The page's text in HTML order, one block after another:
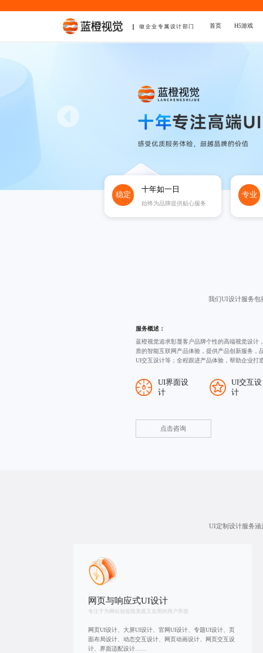
做企业专属设计部门 首页 H5游戏
稳定
十年如一日
始终为品牌提供贴心服务
专业
我们UI设计服务包
服务概述：
蓝橙视觉追求彰显客户品牌个性的高端视觉设计
质的智能互联网产品体验，提供产品创新服务，
UI交互设计等；全程跟进产品体验，帮助企业打
UI界面设
计
UI交互设
计
点击咨询
UI定制设计服务
网页与响应式UI设计
专注于为网站创造既美观又实用的用户界面
网页UI设计、大屏UI设计、官网UI设计、专题UI设计、页
面布局设计、动态交互设计、网页动画设计、网页交互设
计、界面适配设计……